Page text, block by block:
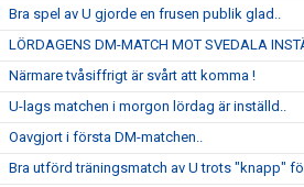
Bra spel av U gjorde en frusen publik glad..
LÖRDAGENS DM-MATCH MOT SVEDALA
Närmare tvåsiffrigt är svårt att komma !
U-lags matchen i morgon lördag är inställd..
Oavgjort i första DM-matchen..
Bra utförd träningsmatch av U trots "knapp"